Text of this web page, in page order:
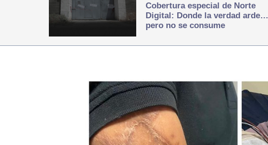
Cobertura especial de Norte
Digital: Donde la verdad arde…
pero no se consume